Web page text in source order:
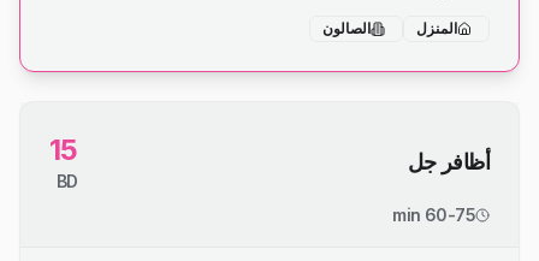
المنزل الصالون
أظافر جل 15
BD
60-75 min